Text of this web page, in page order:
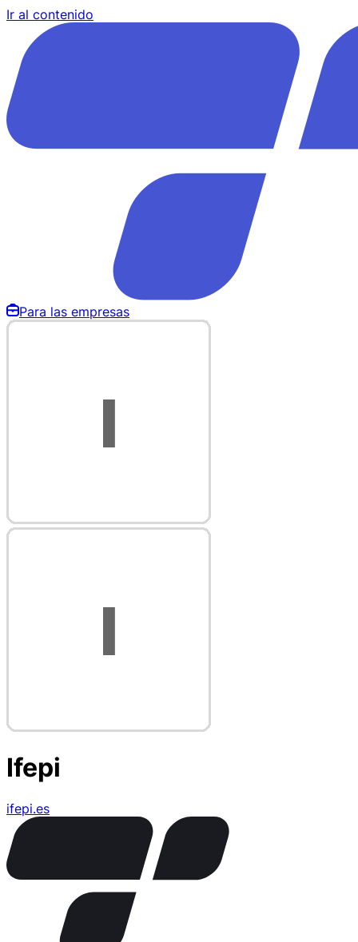
Ir al contenido
Para las empresas
Ifepi
ifepi.es